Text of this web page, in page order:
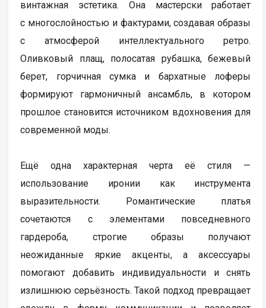
винтажная эстетика. Она мастерски работает
с многослойностью и фактурами, создавая образы
с атмосферой интеллектуального ретро.
Оливковый плащ, полосатая рубашка, бежевый
берет, горчичная сумка и бархатные лоферы
формируют гармоничный ансамбль, в котором
прошлое становится источником вдохновения для
современной моды.
Ещё одна характерная черта её стиля —
использование иронии как инструмента
выразительности. Романтические платья
сочетаются с элементами повседневного
гардероба, строгие образы получают
неожиданные яркие акценты, а аксессуары
помогают добавить индивидуальности и снять
излишнюю серьёзность. Такой подход превращает